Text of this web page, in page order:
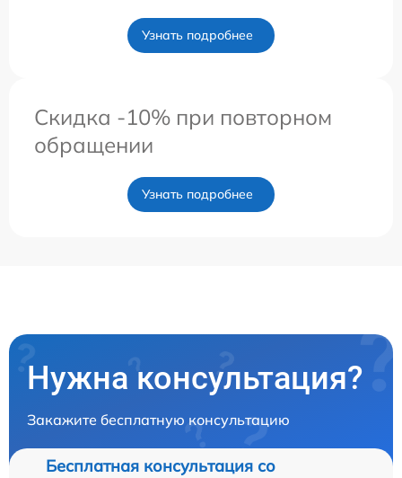
Узнать подробнее
Скидка -10% при повторном
обращении
Узнать подробнее
Нужна консультация?
Закажите бесплатную консультацию
Бесплатная консультация со